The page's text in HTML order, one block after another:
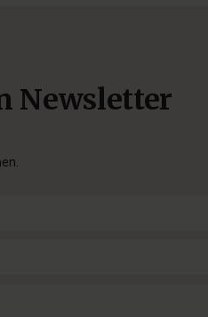
Newsletter